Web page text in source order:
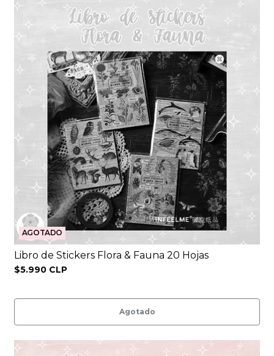
AGOTADO
Libro de Stickers Flora & Fauna 20 Hojas
$5.990 CLP
Agotado